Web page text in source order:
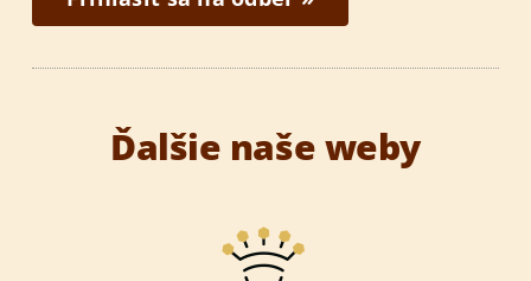
Ďalšie naše weby